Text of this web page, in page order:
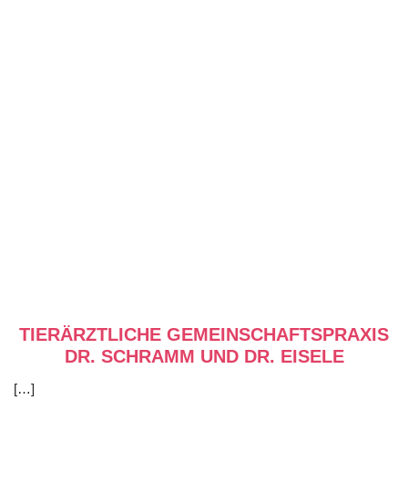
TIERÄRZTLICHE GEMEINSCHAFTSPRAXIS
DR. SCHRAMM UND DR. EISELE
[…]